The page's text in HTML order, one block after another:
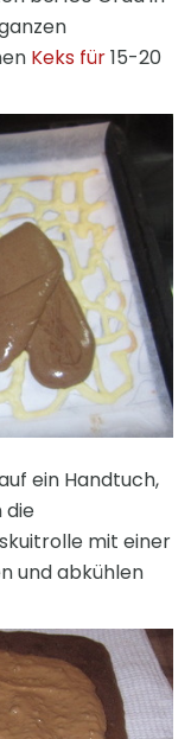
Keks für15-20
ein Handtuch,
die
mit einer
und abkühlen